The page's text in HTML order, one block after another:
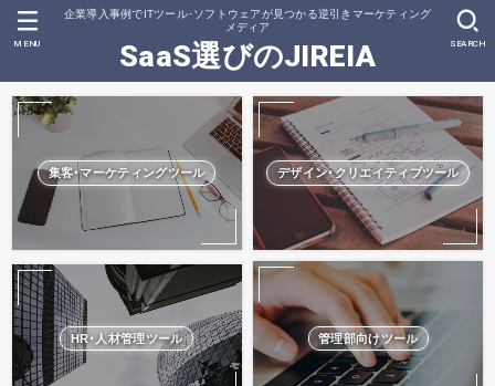
企業導入事例でITツール･ソフトウェアが見つかる逆引きマーケティング
メディア
SaaS選びのJIREIA SEARCH
MENU
集客･マーケティングツール デザイン･クリエイティブツール
HR･人材管理ツール 管理部向けツール